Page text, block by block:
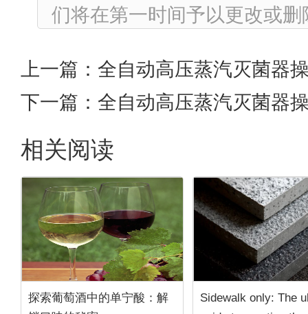
们将在第一时间予以更改或删
上一篇： 全自动高压蒸汽灭菌器
下一篇： 全自动高压蒸汽灭菌器
相关阅读
探索葡萄酒中的单宁酸：解
Sidewalk only: The